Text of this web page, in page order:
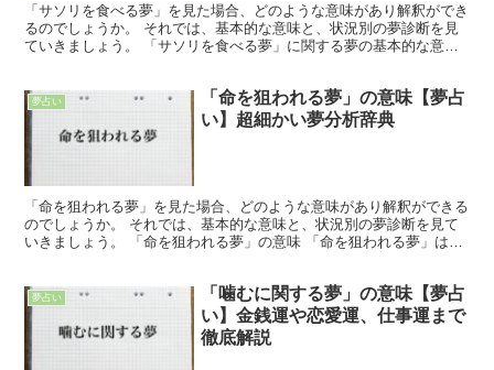
「サソリを食べる夢」を見た場合、どのような意味があり解釈ができ
るのでしょうか。 それでは、基本的な意味と、状況別の夢診断を見
ていきましょう。 「サソリを食べる夢」に関する夢の基本的な意味
夢占い
「命を狙われる夢」の意味【夢占
い】超細かい夢分析辞典
「命を狙われる夢」を見た場合、どのような意味があり解釈ができる
のでしょうか。 それでは、基本的な意味と、状況別の夢診断を見て
いきましょう。 「命を狙われる夢」の意味 「命を狙われる夢」は、
夢占い
「噛むに関する夢」の意味【夢占
い】金銭運や恋愛運、仕事運まで
徹底解説